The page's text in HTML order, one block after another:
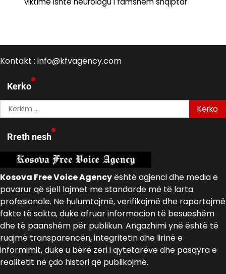
Kontakt : info@kfvagency.com
Kerko
Kërko
për:
Rreth nesh
Kosova Free Voice Agencyështë agjenci dhe media e
pavarur që sjell lajmet me standarde më të larta
profesionale. Ne hulumtojmë, verifikojmë dhe raportojmë
fakte të sakta, duke ofruar informacion të besueshëm
dhe të paanshëm për publikun. Angazhimi ynë është të
ruajmë transparencën, integritetin dhe lirinë e
informimit, duke u bërë zëri i qytetarëve dhe pasqyra e
realitetit në çdo histori që publikojmë.